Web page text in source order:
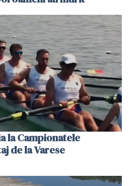
la Campionatele
de la Varese